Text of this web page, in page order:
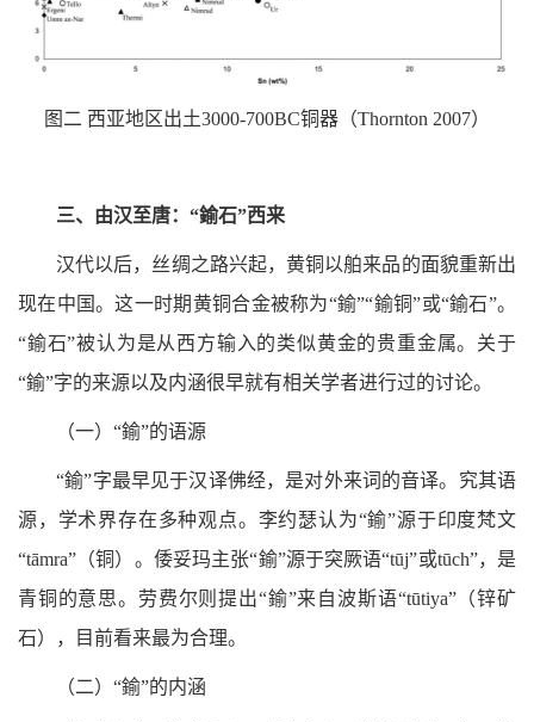
图二 西亚地区出土3000-700BC铜器（Thornton 2007）
三、由汉至唐：“鍮石”西来
汉代以后，丝绸之路兴起，黄铜以舶来品的面貌重新出
现在中国。这一时期黄铜合金被称为“鍮”“鍮铜”或“鍮石”。
“鍮石”被认为是从西方输入的类似黄金的贵重金属。关于
“鍮”字的来源以及内涵很早就有相关学者进行过的讨论。
（一）“鍮”的语源
“鍮”字最早见于汉译佛经，是对外来词的音译。究其语
源，学术界存在多种观点。李约瑟认为“鍮”源于印度梵文
“tāmra”（铜）。倭妥玛主张“鍮”源于突厥语“tūj”或tūch”，是
青铜的意思。劳费尔则提出“鍮”来自波斯语“tūtiya”（锌矿
石），目前看来最为合理。
（二）“鍮”的内涵